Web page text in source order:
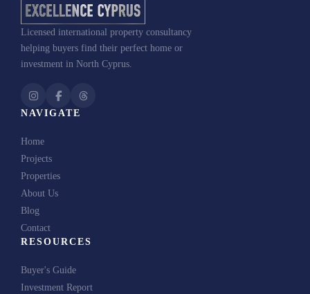
Licensed international property consultancy
helping buyers find their perfect home or
investment in North Cyprus.
NAVIGATE
Home
Projects
Properties
About Us
Blog
Contact
RESOURCES
Buyer's Guide
Investment Report